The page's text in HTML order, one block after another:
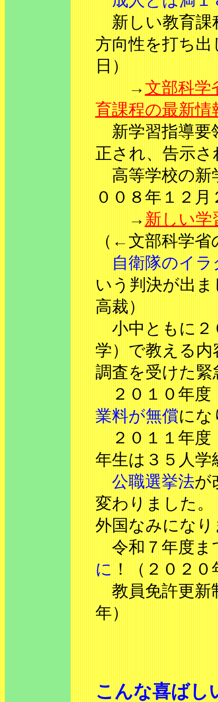
新しい教育課
方向性を打ち
日）
→ 文部科学
育課程の最新
新学習指導要
正され、告示
高等学校の新
００８年１２月
→ 新しい学
（←文部科学
自衛隊のイ
いう判決が出
高裁）
小中ともに２
学）で教える
調査を受けた緊
２０１０年度
業料が無償にな
２０１１年度
年生は３５人学
公職選挙法が
変わりました
外国なみにな
令和７年度ま
に ！（２０２０
教員免許更新
年）
こんな喜ばし